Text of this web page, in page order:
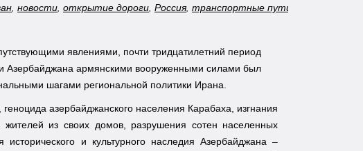
, новости, открытие дороги, Россия, транспортные пути
явлениями, почти тридцатилетний период
Азербайджана армянскими вооруженными силами был
шагами региональной политики Ирана.
азербайджанского населения Карабаха, изгнания
из своих домов, разрушения сотен населенных
исторического и культурного наследия Азербайджана –